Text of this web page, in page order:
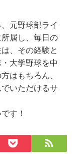
元野球部ライ
属し、毎日の
、その経験と
大学野球を中
はもちろん、
いただけるサ
す！